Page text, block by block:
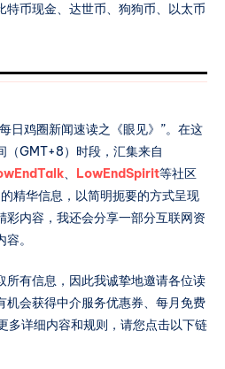
特币现金、达世币、狗狗币、以太币
日鸡圈新闻速读之《眼见》”。在这
（GMT+8）时段，汇集来自
、 LowEndSpirit等社区
精华信息，以简明扼要的方式呈现
彩内容，我还会分享一部分互联网资
。
所有信息，因此我诚挚地邀请各位读
机会获得中介服务优惠券、每月免费
多详细内容和规则，请您点击以下链